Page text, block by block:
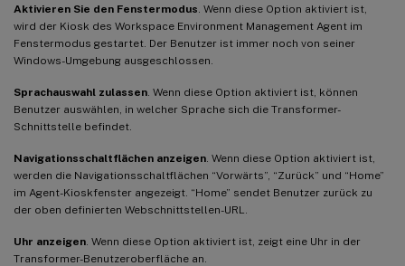
Aktivieren Sie den Fenstermodus . Wenn diese Option aktiviert ist,
wird der Kiosk des Workspace Environment Management Agent im
Fenstermodus gestartet. Der Benutzer ist immer noch von seiner
Windows-Umgebung ausgeschlossen.
Sprachauswahl zulassen . Wenn diese Option aktiviert ist, können
Benutzer auswählen, in welcher Sprache sich die Transformer-
Schnittstelle befindet.
Navigationsschaltflächen anzeigen . Wenn diese Option aktiviert ist,
werden die Navigationsschaltflächen “Vorwärts”, “Zurück” und “Home”
im Agent-Kioskfenster angezeigt. “Home” sendet Benutzer zurück zu
der oben definierten Webschnittstellen-URL.
Uhr anzeigen . Wenn diese Option aktiviert ist, zeigt eine Uhr in der
Transformer-Benutzeroberfläche an.